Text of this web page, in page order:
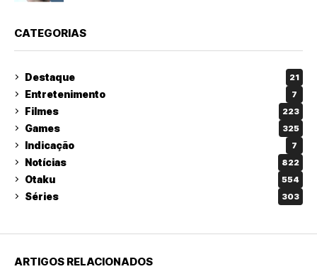
CATEGORIAS
Destaque 21
Entretenimento 7
Filmes 223
Games 325
Indicação 7
Notícias 822
Otaku 554
Séries 303
ARTIGOS RELACIONADOS